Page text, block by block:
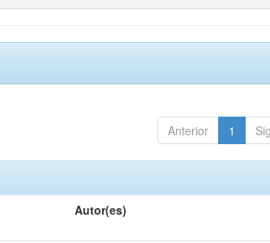
Anterior 1
Autor(es)